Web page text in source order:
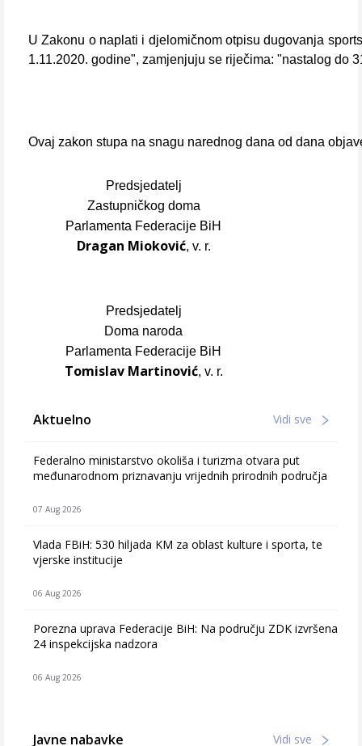
U Zakonu o naplati i djelomičnom otpisu dugovanja
1.11.2020. godine", zamjenjuju se riječima: "nastalog do
Ovaj zakon stupa na snagu narednog dana od dana
Predsjedatelj
Zastupničkog doma
Parlamenta Federacije BiH
Dragan Mioković, v. r.
Predsjedatelj
Doma naroda
Parlamenta Federacije BiH
Tomislav Martinović, v. r.
Aktuelno Vidi sve
Federalno ministarstvo okoliša i turizma otvara put
međunarodnom priznavanju vrijednih prirodnih područja
07 Aug 2026
Vlada FBiH: 530 hiljada KM za oblast kulture i sporta, te
vjerske institucije
06 Aug 2026
Porezna uprava Federacije BiH: Na području ZDK izvršena
24 inspekcijska nadzora
06 Aug 2026
Javne nabavke Vidi sve